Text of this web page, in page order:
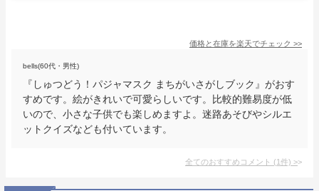
価格と在庫を楽天でチェック >>
bells(60代・男性)
『しゅつどう！パジャマスク まちがいさがしブック』がおす
すめです。絵がきれいで可愛らしいです。比較的難易度が低
いので、小さな子供でも楽しめますよ。迷路あそびやシルエ
ットクイズなども付いています。
全てのおすすめコメント (1件) >